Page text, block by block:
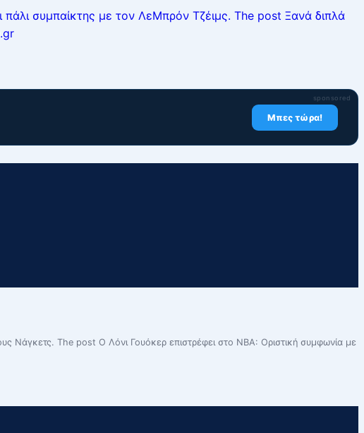
συμπαίκτης με τον ΛεΜπρόν Τζέιμς. The post Ξανά διπλά
Μπες τώρα!
sponsored
Νάγκετς. The post Ο Λόνι Γουόκερ επιστρέφει στο NBA: Οριστική συμφωνία με